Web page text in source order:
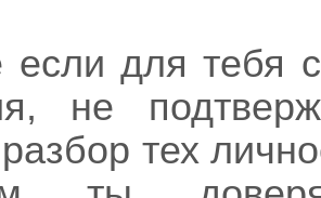
для тебя
не
тех